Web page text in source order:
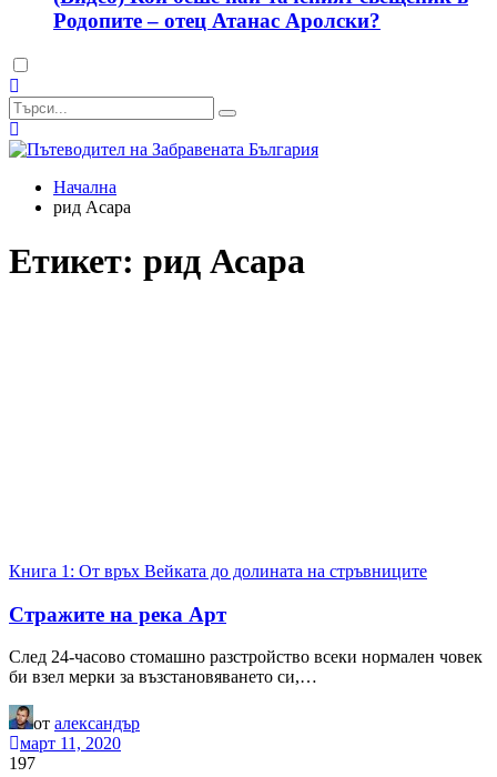
Родопите – отец Атанас Аролски?
Dark
mode
Начална
рид Асара
Етикет: рид Асара
Книга 1: От връх Вейката до долината на стръвниците
Стражите на река Арт
След 24-часово стомашно разстройство всеки нормален човек
би взел мерки за възстановяването си,…
от александър
март 11, 2020
197